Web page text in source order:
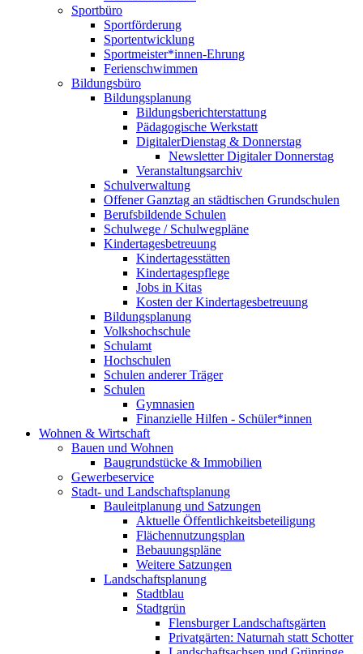
Sportbüro
Sportförderung
Sportentwicklung
Sportmeister*innen-Ehrung
Ferienschwimmen
Bildungsbüro
Bildungsplanung
Bildungsberichterstattung
Pädagogische Werkstatt
DigitalerDienstag & Donnerstag
Newsletter Digitaler Donnerstag
Veranstaltungsarchiv
Schulverwaltung
Offener Ganztag an städtischen Grundschulen
Berufsbildende Schulen
Schulwege / Schulwegpläne
Kindertagesbetreuung
Kindertagesstätten
Kindertagespflege
Jobs in Kitas
Kosten der Kindertagesbetreuung
Bildungsplanung
Volkshochschule
Schulamt
Hochschulen
Schulen anderer Träger
Schulen
Gymnasien
Finanzielle Hilfen - Schüler*innen
Wohnen & Wirtschaft
Bauen und Wohnen
Baugrundstücke & Immobilien
Gewerbeservice
Stadt- und Landschaftsplanung
Bauleitplanung und Satzungen
Aktuelle Öffentlichkeitsbeteiligung
Flächennutzungsplan
Bebauungspläne
Weitere Satzungen
Landschaftsplanung
Stadtblau
Stadtgrün
Flensburger Landschaftsgärten
Privatgärten: Naturnah statt Schotter